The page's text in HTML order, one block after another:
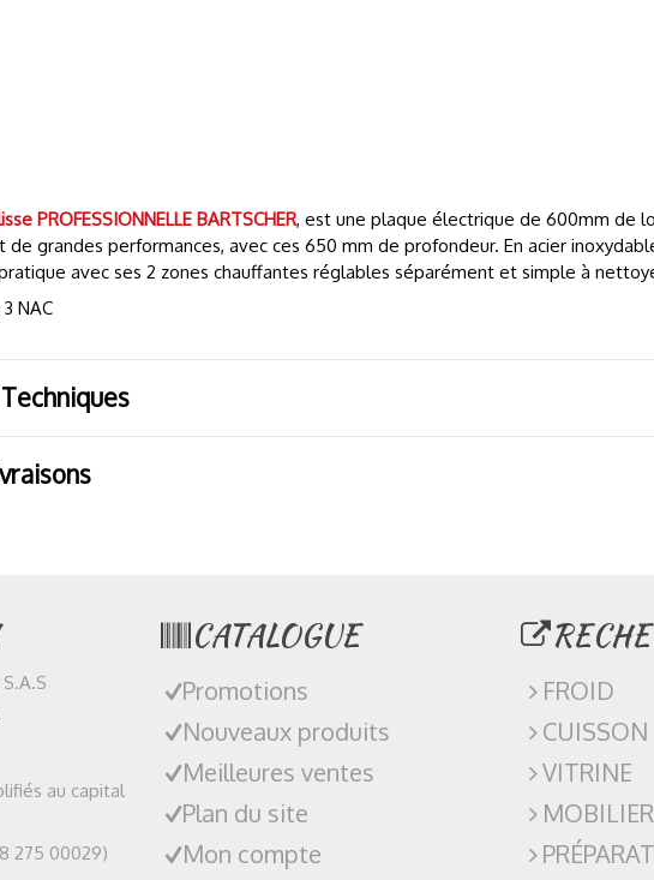
PROFESSIONNELLE BARTSCHER, est une plaque électrique de 600mm de
grandes performances, avec ces 650 mm de profondeur. En acier
avec ses 2 zones chauffantes réglables séparément et simple à
NAC
au capital
275 00029)
CATALOGUE
Promotions
Nouveaux produits
Meilleures ventes
Plan du site
Mon compte
FROID
CUISSON
VITRINE